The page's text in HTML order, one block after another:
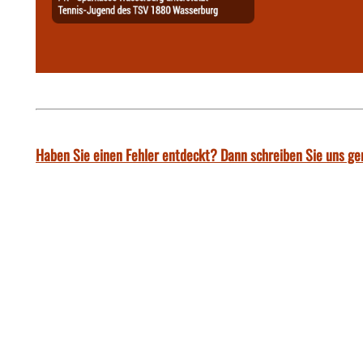
Haben Sie einen Fehler entdeckt? Dann schreiben Sie uns